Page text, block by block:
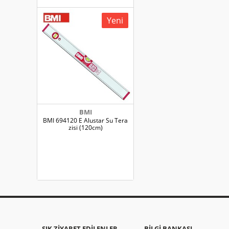
Yeni
BMI
BMI 694120 E Alustar Su Tera
zisi (120cm)